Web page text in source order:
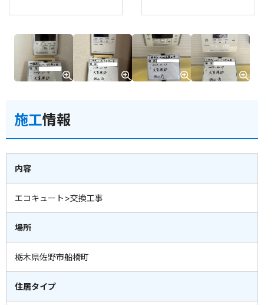
施工情報
内容
エコキュート>交換工事
場所
栃木県佐野市船橋町
住居タイプ